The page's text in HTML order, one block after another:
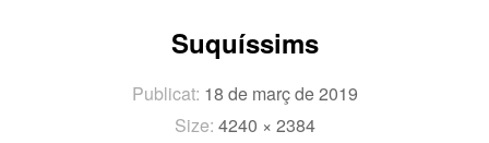
Suquíssims
Publicat: 18 de març de 2019
Size: 4240 × 2384